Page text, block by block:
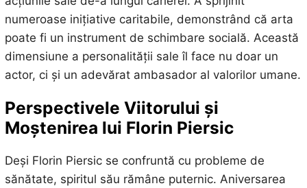
numeroase inițiative caritabile, demonstrând că arta
poate fi un instrument de schimbare socială. Această
dimensiune a personalității sale îl face nu doar un
actor, ci și un adevărat ambasador al valorilor umane.
Perspectivele Viitorului și
Moștenirea lui Florin Piersic
Deși Florin Piersic se confruntă cu probleme de
sănătate, spiritul său rămâne puternic. Aniversarea